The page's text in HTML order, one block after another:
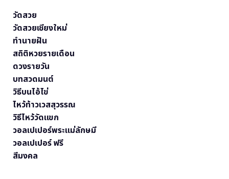
วัดสวย
วัดสวยเชียงใหม่
ทำนายฝัน
สถิติหวยรายเดือน
ดวงรายวัน
บทสวดมนต์
วิธีบนไอ้ไข่
ไหว้ท้าวเวสสุวรรณ
วิธีไหว้วัดแขก
วอลเปเปอร์พระแม่ลักษมี
วอลเปเปอร์ ฟรี
สีมงคล